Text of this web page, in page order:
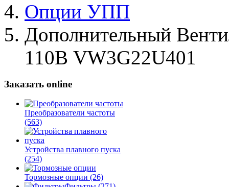
Опции УПП
Дополнительный
110В VW3G22U401
Заказать online
Преобразователи частоты
(563)
Устройства плавного пуска
(254)
Тормозные опции (26)